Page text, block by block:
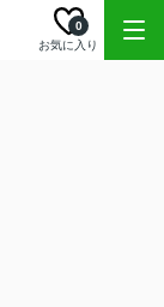
お気に入り
0